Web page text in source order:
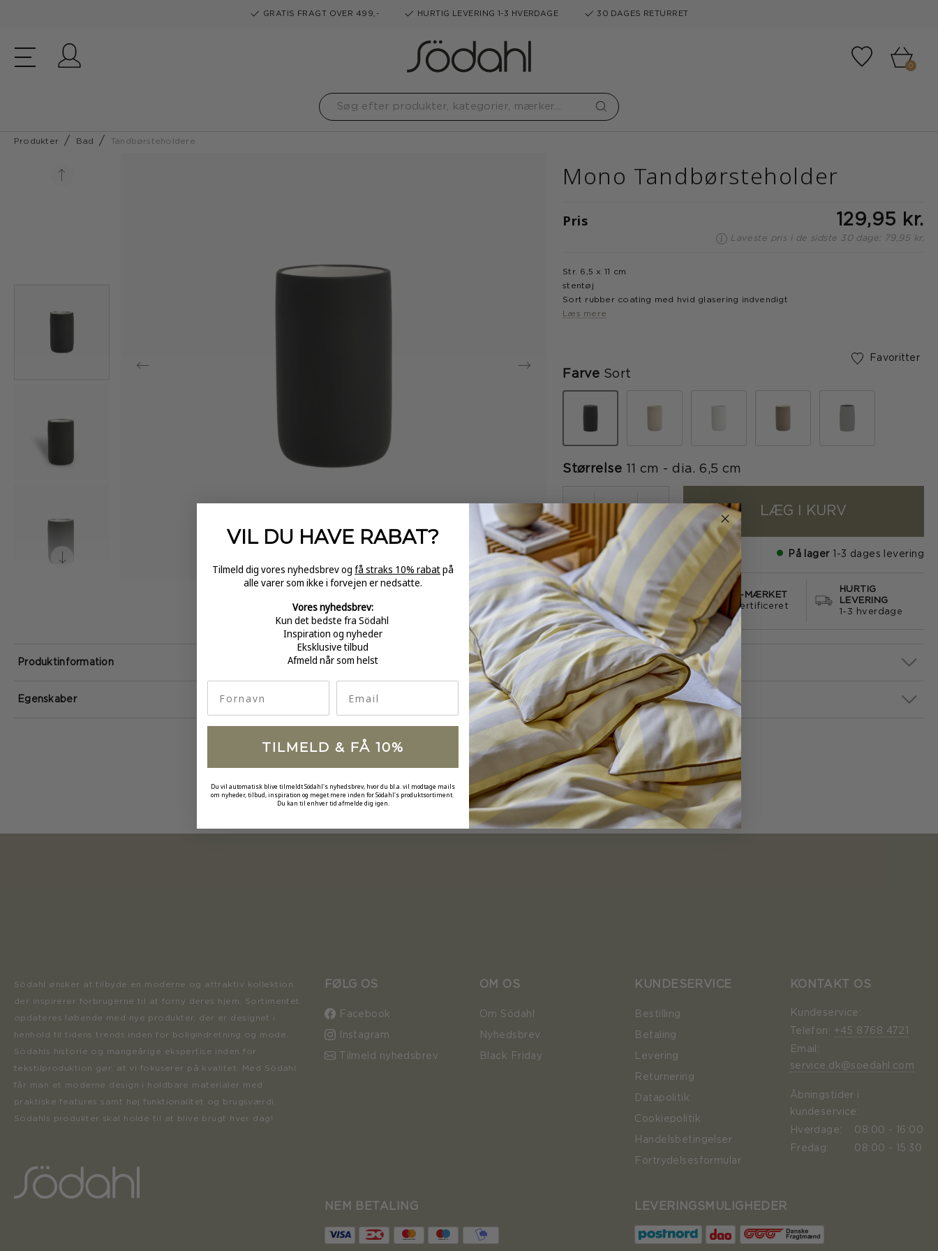
GRATIS FRAGT OVER 499,- HURTIG LEVERING 1-3 HVERDAGE 30 DAGES RETURRET
Tilføj til
0
Produkter Bad Tandbørsteholdere
Mono Tandbørsteholder
Pris 129,95 kr.
Laveste pris i de sidste 30 dage: 79,95 kr.
Str. 6,5 x 11 cm
stentøj
Sort rubber coating med hvid glasering indvendigt
Læs mere
Favoritter
Farve Sort
valgte
Størrelse 11 cm - dia. 6,5 cm
LÆG I KURV
På lager 1-3 dages levering
GRATIS FRAGT
over 499
E-MÆRKET
certificeret
HURTIG
LEVERING
1-3 hverdage
Egenskaber
Produktinformation
Södahl ønsker at tilbyde en moderne og attraktiv kollektion,
der inspirerer forbrugerne til at forny deres hjem. Sortimentet
opdateres løbende med nye produkter, der er designet i
henhold til tidens trends inden for boligindretning og mode.
Södahls historie og mangeårige ekspertise inden for
tekstilproduktion gør, at vi fokuserer på kvalitet. Med Södahl
får man et moderne design i holdbare materialer med
praktiske features samt høj funktionalitet og brugsværdi.
Södahls produkter skal holde til at blive brugt hver dag!
FØLG OS
Facebook
Instagram
Tilmeld nyhedsbrev
OM OS
Om Södahl
Nyhedsbrev
Black Friday
KUNDESERVICE
Bestilling
Betaling
Levering
Returnering
Datapolitik
Cookiepolitik
Handelsbetingelser
Fortrydelsesformular
KONTAKT OS
Kundeservice:
Telefon: +45 8768 4721
Email:
service.dk@soedahl.com
Åbningstider i
kundeservice:
Hverdage: 08:00 - 16:00
Fredag: 08:00 - 15:30
NEM BETALING LEVERINGSMULIGHEDER
VIL DU HAVE RABAT?
Tilmeld dig vores nyhedsbrev og få straks 10% rabatpå
alle varer som ikke i forvejen er nedsatte.
Vores nyhedsbrev:
Kun det bedste fra Södahl
Inspiration og nyheder
Eksklusive tilbud
Afmeld når som helst
TILMELD & FÅ 10%
Du vil automatisk blive tilmeldt Södahl's nyhedsbrev, hvor du bl.a. vil modtage mails
om nyheder, tilbud, inspiration og meget mere inden for Södahl's produktsortiment.
Du kan til enhver tid afmelde dig igen.